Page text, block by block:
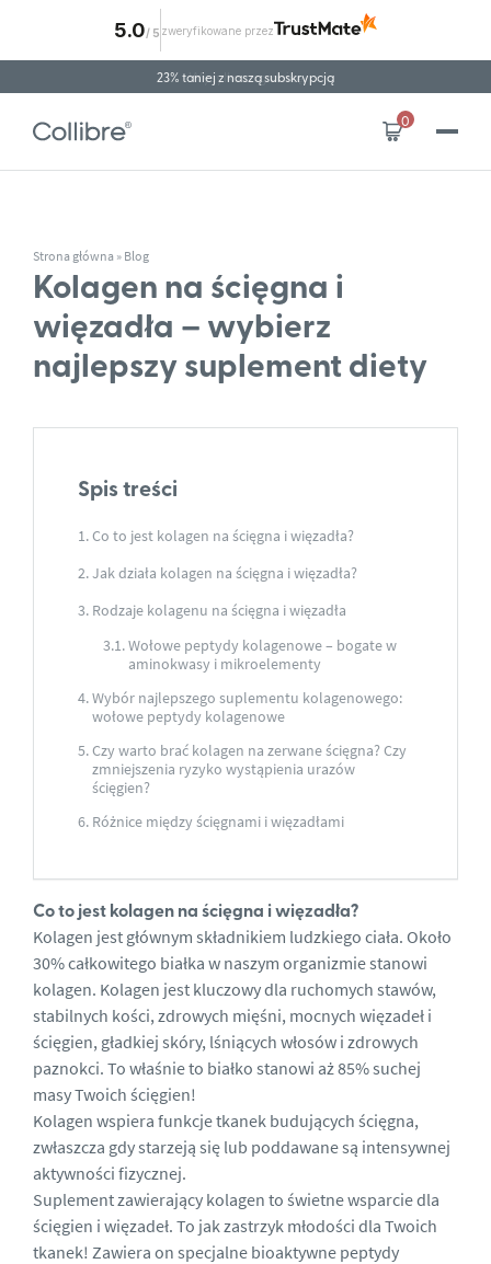
23% taniej z naszą subskrypcją
Wysyłka za granicę
0
Strona główna » Blog
Kolagen na ścięgna i
więzadła – wybierz
najlepszy suplement diety
Spis treści
Co to jest kolagen na ścięgna i więzadła?
Jak działa kolagen na ścięgna i więzadła?
Rodzaje kolagenu na ścięgna i więzadła
Wołowe peptydy kolagenowe – bogate w
aminokwasy i mikroelementy
Wybór najlepszego suplementu kolagenowego:
wołowe peptydy kolagenowe
Czy warto brać kolagen na zerwane ścięgna? Czy
zmniejszenia ryzyko wystąpienia urazów
ścięgien?
Różnice między ścięgnami i więzadłami
Co to jest kolagen na ścięgna i więzadła?
Kolagen jest głównym składnikiem ludzkiego ciała. Około
30% całkowitego białka w naszym organizmie stanowi
kolagen. Kolagen jest kluczowy dla ruchomych stawów,
stabilnych kości, zdrowych mięśni, mocnych więzadeł i
ścięgien, gładkiej skóry, lśniących włosów i zdrowych
paznokci. To właśnie to białko stanowi aż 85% suchej
masy Twoich ścięgien!
Kolagen wspiera funkcje tkanek budujących ścięgna,
zwłaszcza gdy starzeją się lub poddawane są intensywnej
aktywności fizycznej.
Suplement zawierający kolagen to świetne wsparcie dla
ścięgien i więzadeł. To jak zastrzyk młodości dla Twoich
tkanek! Zawiera on specjalne bioaktywne peptydy
5.0/ 5 zweryfikowane przez